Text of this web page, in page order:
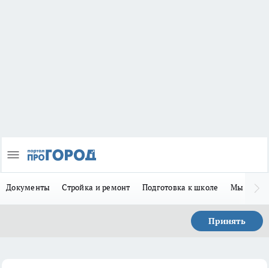
Документы Стройка и ремонт Подготовка к школе Мы в MAX
Принять